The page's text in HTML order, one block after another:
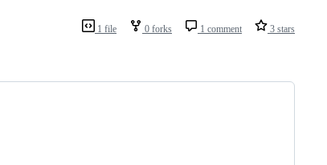
1 file 0 forks 1 comment 3 stars